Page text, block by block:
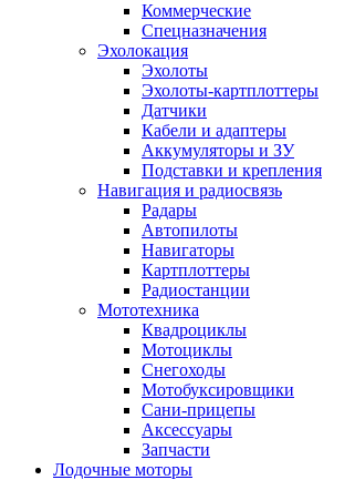
Коммерческие
Спецназначения
Эхолокация
Эхолоты
Эхолоты-картплоттеры
Датчики
Кабели и адаптеры
Аккумуляторы и ЗУ
Подставки и крепления
Навигация и радиосвязь
Радары
Автопилоты
Навигаторы
Картплоттеры
Радиостанции
Мототехника
Квадроциклы
Мотоциклы
Снегоходы
Мотобуксировщики
Сани-прицепы
Аксессуары
Запчасти
Лодочные моторы